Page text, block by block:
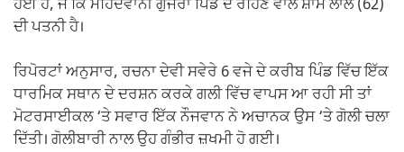
ਹੋਈ ਹੈ, ਜੋ ਕਿ ਮਹਿੰਦਵਾਨੀ ਗੁੱਜਰਾਂ ਪਿੰਡ ਦੇ ਰਹਿਣ ਵਾਲੇ ਸ਼ਾਮ ਲਾਲ (62)
ਦੀ ਪਤਨੀ ਹੈ।
ਰਿਪੋਰਟਾਂ ਅਨੁਸਾਰ, ਰਚਨਾ ਦੇਵੀ ਸਵੇਰੇ 6 ਵਜੇ ਦੇ ਕਰੀਬ ਪਿੰਡ ਵਿੱਚ ਇੱਕ
ਧਾਰਮਿਕ ਸਥਾਨ ਦੇ ਦਰਸ਼ਨ ਕਰਕੇ ਗਲੀ ਵਿੱਚ ਵਾਪਸ ਆ ਰਹੀ ਸੀ ਤਾਂ
ਮੋਟਰਸਾਈਕਲ ‘ਤੇ ਸਵਾਰ ਇੱਕ ਨੌਜਵਾਨ ਨੇ ਅਚਾਨਕ ਉਸ ‘ਤੇ ਗੋਲੀ ਚਲਾ
ਦਿੱਤੀ। ਗੋਲੀਬਾਰੀ ਨਾਲ ਉਹ ਗੰਭੀਰ ਜ਼ਖਮੀ ਹੋ ਗਈ।